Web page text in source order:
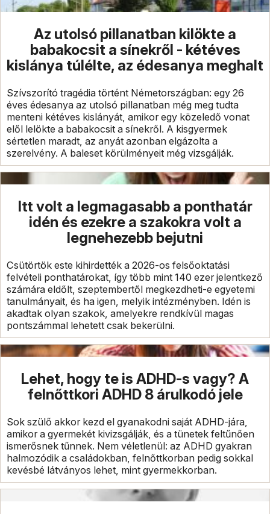
Az utolsó pillanatban kilökte a
babakocsit a sínekről - kétéves
kislánya túlélte, az édesanya meghalt
Szívszorító tragédia történt Németországban: egy 26
éves édesanya az utolsó pillanatban még meg tudta
menteni kétéves kislányát, amikor egy közeledő vonat
elől lelökte a babakocsit a sínekről. A kisgyermek
sértetlen maradt, az anyát azonban elgázolta a
szerelvény. A baleset körülményeit még vizsgálják.
Itt volt a legmagasabb a ponthatár
idén és ezekre a szakokra volt a
legnehezebb bejutni
Csütörtök este kihirdették a 2026-os felsőoktatási
felvételi ponthatárokat, így több mint 140 ezer jelentkező
számára eldőlt, szeptembertől megkezdheti-e egyetemi
tanulmányait, és ha igen, melyik intézményben. Idén is
akadtak olyan szakok, amelyekre rendkívül magas
pontszámmal lehetett csak bekerülni.
Lehet, hogy te is ADHD-s vagy? A
felnőttkori ADHD 8 árulkodó jele
Sok szülő akkor kezd el gyanakodni saját ADHD-jára,
amikor a gyermekét kivizsgálják, és a tünetek feltűnően
ismerősnek tűnnek. Nem véletlenül: az ADHD gyakran
halmozódik a családokban, felnőttkorban pedig sokkal
kevésbé látványos lehet, mint gyermekkorban.